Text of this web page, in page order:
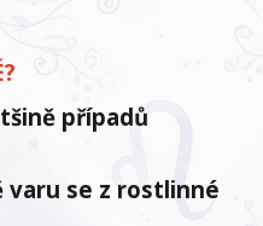
případů
varu se z rostlinné